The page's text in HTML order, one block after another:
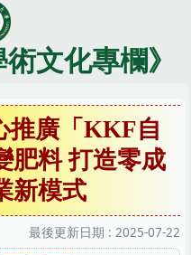
文化專欄》
推廣「KKF自
肥料 打造零成
新模式
最後更新日期 : 2025-07-22